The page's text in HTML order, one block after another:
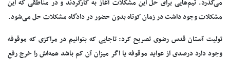
می‌گذرد. تیم‌هایی برای حل این مشکلات آغاز به کارکردند و در مناطقی که این
مشکلات وجود داشت در زمان کوتاه بدون حضور در دادگاه مشکلات حل می‌شود.
تولیت آستان قدس رضوی تصریح کرد: تاجایی که بتوانیم در مراکزی که موقوفه
وجود دارد درصدی از عواید موقوفه یا اگر میزان آن کم باشد همه‌اش را خرج رفع